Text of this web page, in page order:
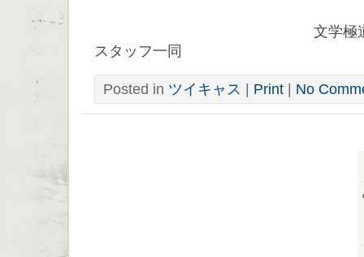
文学極道公式ツイ
スタッフ一同
Posted in ツイキャス Print No